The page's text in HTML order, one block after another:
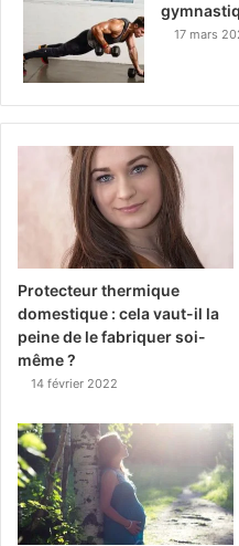
17 mars
Protecteur thermique
domestique : cela vaut-il la
peine de le fabriquer soi-
même ?
14 février 2022